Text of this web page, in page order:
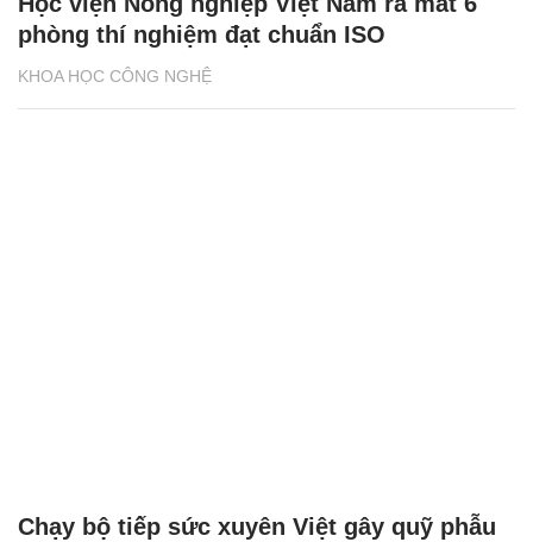
KHOA HỌC CÔNG NGHỆ
phòng thí nghiệm đạt chuẩn ISO
Chạy bộ tiếp sức xuyên Việt gây quỹ phẫu